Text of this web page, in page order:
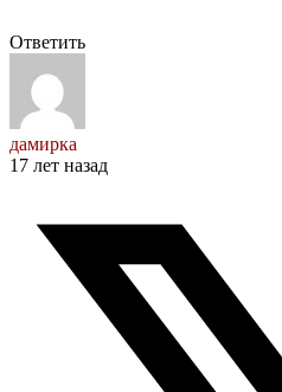
Ответить
дамирка
17 лет назад